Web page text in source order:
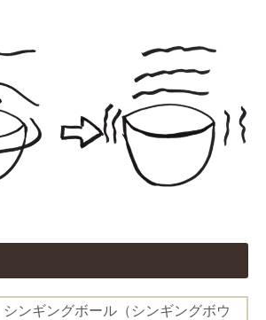
シンギングボール（シンギングボウ